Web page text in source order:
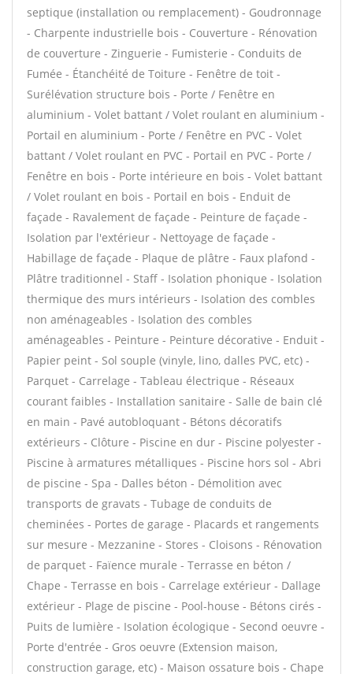
septique (installation ou remplacement) - Goudronnage
- Charpente industrielle bois - Couverture - Rénovation
de couverture - Zinguerie - Fumisterie - Conduits de
Fumée - Étanchéité de Toiture - Fenêtre de toit -
Surélévation structure bois - Porte / Fenêtre en
aluminium - Volet battant / Volet roulant en aluminium -
Portail en aluminium - Porte / Fenêtre en PVC - Volet
battant / Volet roulant en PVC - Portail en PVC - Porte /
Fenêtre en bois - Porte intérieure en bois - Volet battant
/ Volet roulant en bois - Portail en bois - Enduit de
façade - Ravalement de façade - Peinture de façade -
Isolation par l'extérieur - Nettoyage de façade -
Habillage de façade - Plaque de plâtre - Faux plafond -
Plâtre traditionnel - Staff - Isolation phonique - Isolation
thermique des murs intérieurs - Isolation des combles
non aménageables - Isolation des combles
aménageables - Peinture - Peinture décorative - Enduit -
Papier peint - Sol souple (vinyle, lino, dalles PVC, etc) -
Parquet - Carrelage - Tableau électrique - Réseaux
courant faibles - Installation sanitaire - Salle de bain clé
en main - Pavé autobloquant - Bétons décoratifs
extérieurs - Clôture - Piscine en dur - Piscine polyester -
Piscine à armatures métalliques - Piscine hors sol - Abri
de piscine - Spa - Dalles béton - Démolition avec
transports de gravats - Tubage de conduits de
cheminées - Portes de garage - Placards et rangements
sur mesure - Mezzanine - Stores - Cloisons - Rénovation
de parquet - Faïence murale - Terrasse en béton /
Chape - Terrasse en bois - Carrelage extérieur - Dallage
extérieur - Plage de piscine - Pool-house - Bétons cirés -
Puits de lumière - Isolation écologique - Second oeuvre -
Porte d'entrée - Gros oeuvre (Extension maison,
construction garage, etc) - Maison ossature bois - Chape